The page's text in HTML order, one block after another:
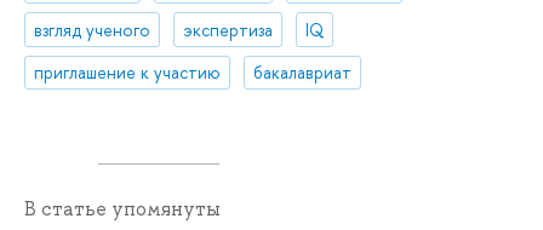
взгляд ученого
экспертиза
IQ
приглашение к участию
бакалавриат
В статье упомянуты